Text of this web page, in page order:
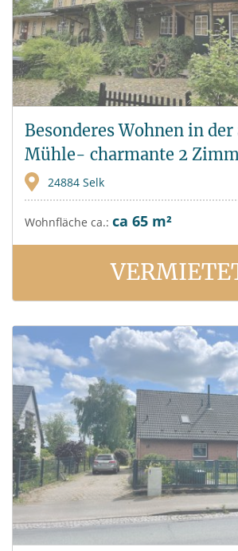
Besonderes Wohnen in
Mühle- charmante 2
Wohnung
24884 Selk
Wohnfläche ca.: ca 65 m²